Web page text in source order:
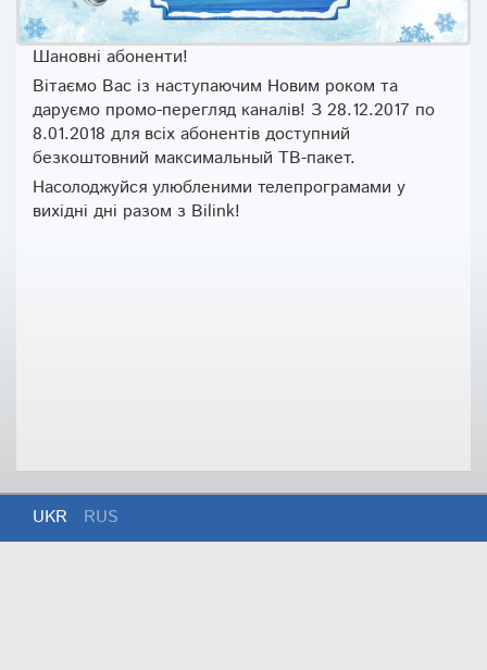
Шановні абоненти!
Вітаємо Вас із наступаючим Новим роком та
даруємо промо-перегляд каналів! З 28.12.2017 по
8.01.2018 для всіх абонентів доступний
безкоштовний максимальный ТВ-пакет.
Насолоджуйся улюбленими телепрограмами у
вихідні дні разом з Bilink!
UKR RUS